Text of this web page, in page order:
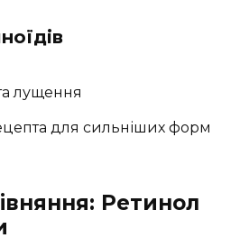
лущення
для сильніших форм
Ретинол